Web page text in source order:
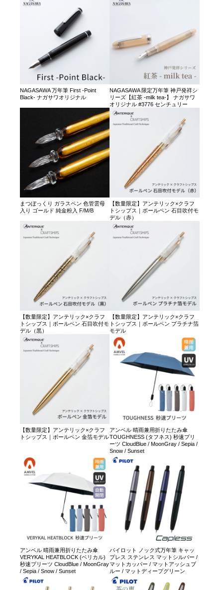
NAGASAWA 万年筆 First -Point
Black- ナガサワオリジナル
NAGASAWA 限定万年筆 神戸発祥シ
リーズ【紅茶 -milk tea-】 ナガサワ
オリジナル #3776 センチュリー
まつぼっくり ガラスペン 色管雲母
入り ゴールド 純金粉入 F/M/B
【数量限定】アンテリック×クラフ
トシップス｜ボールペン 石目吹付モ
デル（赤）
【数量限定】アンテリック×クラフ
トシップス｜ボールペン 石目吹付モ
デル（黒）
【数量限定】アンテリック×クラフ
トシップス｜ボールペン プラチナ箔
モデル
【数量限定】アンテリック×クラフ
トシップス｜ボールペン 金箔モデル
アンベル 晴雨兼用折りたたみ傘
TOUGHNESS (タフネス) 秒速プリ
ーツ CloudBlue / MoonGray / Sepia /
Snow / Sunset
アンベル 晴雨兼用折りたたみ傘
VERYKAL HEATBLOCK (ベリカル)
秒速プリーツ CloudBlue / MoonGray
/ Sepia / Snow / Sunset
パイロット ノック式万年筆 キャッ
プレス ステンレス マットシルバー /
マットカッパー / マットアッシュブ
ルー / マットディープグリーン